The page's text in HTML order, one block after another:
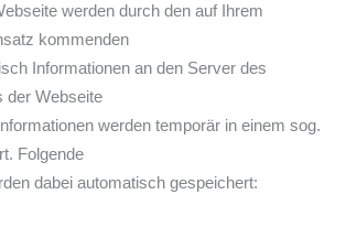
werden durch den auf Ihrem
kommenden
Informationen an den Server des
der Webseite
werden temporär in einem sog.
Folgende
dabei automatisch gespeichert: